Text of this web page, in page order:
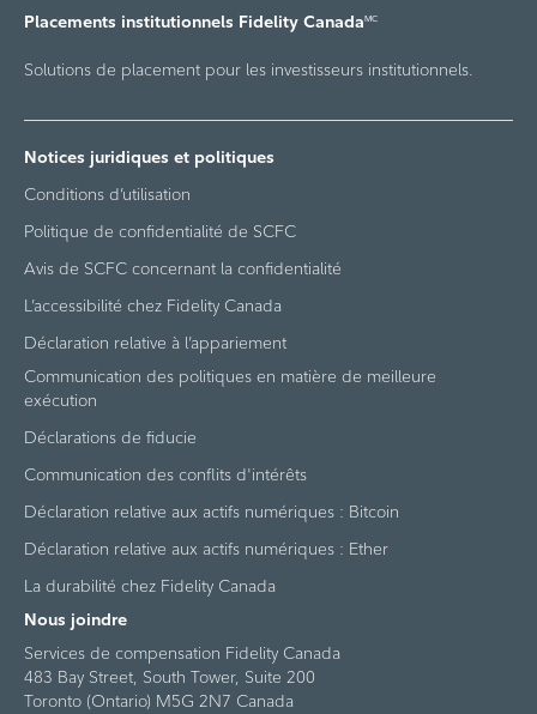
Placements institutionnels Fidelity CanadaMC
Solutions de placement pour les investisseurs institutionnels.
Notices juridiques et politiques
Conditions d’utilisation
Politique de confidentialité de SCFC
Avis de SCFC concernant la confidentialité
L’accessibilité chez Fidelity Canada
Déclaration relative à l’appariement
Communication des politiques en matière de meilleure
exécution
Déclarations de fiducie
Communication des conflits d'intérêts
Déclaration relative aux actifs numériques : Bitcoin
Déclaration relative aux actifs numériques : Ether
La durabilité chez Fidelity Canada
Nous joindre
Services de compensation Fidelity Canada
483 Bay Street, South Tower, Suite 200
Toronto (Ontario) M5G 2N7 Canada